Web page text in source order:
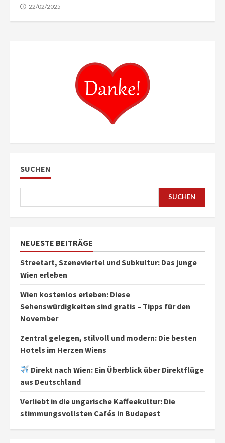
22/02/2025
SUCHEN
SUCHEN
NEUESTE BEITRÄGE
Streetart, Szeneviertel und Subkultur: Das junge
Wien erleben
Wien kostenlos erleben: Diese
Sehenswürdigkeiten sind gratis – Tipps für den
November
Zentral gelegen, stilvoll und modern: Die besten
Hotels im Herzen Wiens
Direkt nach Wien: Ein Überblick über Direktflüge
aus Deutschland
Verliebt in die ungarische Kaffeekultur: Die
stimmungsvollsten Cafés in Budapest